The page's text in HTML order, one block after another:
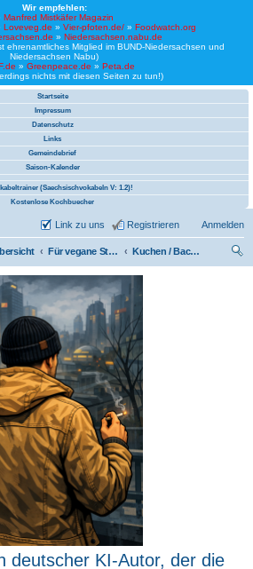
Wir empfehlen:
Manfred Mistkäfer Magazin
Loveveg.de » Vier-pfoten.de/» Foodwatch.org
» Niedersachsen.nabu.de
ehrenamtliches Mitglied im BUND-Niedersachsen und
Niedersachsen Nabu)
» Greenpeace.de » Peta.de
nichts mit diesen Seiten zu tun!)
Startseite
Impressum
Datenschutz
Links
Gemeindebrief
Saison-Kalender
(Saechsischvokabeln V: 1.2)!
Kostenlose Kochbuecher
Anmelden
Registrieren
Link zu uns
Für vegane Studenten / Studentinnen
Kuchen / Backen
deutscher KI-Autor, der die